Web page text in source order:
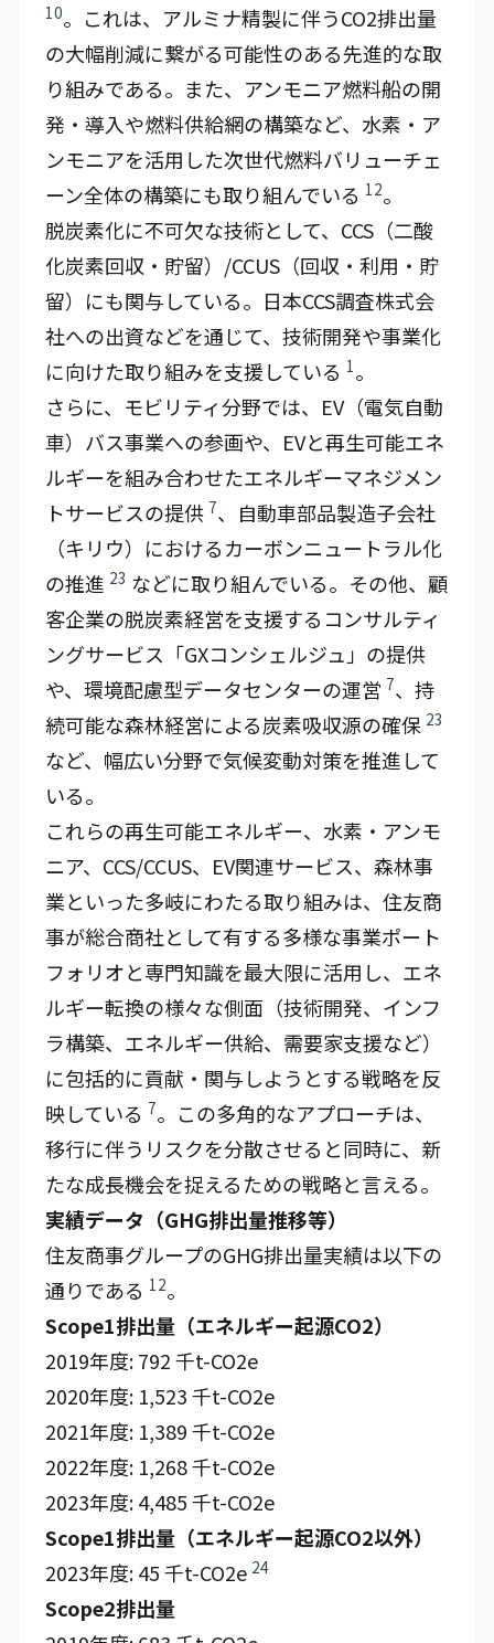
10。これは、アルミナ精製に伴うCO2排出量
の大幅削減に繋がる可能性のある先進的な取
り組みである。また、アンモニア燃料船の開
発・導入や燃料供給網の構築など、水素・ア
ンモニアを活用した次世代燃料バリューチェ
ーン全体の構築にも取り組んでいる 12。
脱炭素化に不可欠な技術として、CCS（二酸
化炭素回収・貯留）/CCUS（回収・利用・貯
留）にも関与している。日本CCS調査株式会
社への出資などを通じて、技術開発や事業化
に向けた取り組みを支援している 1。
さらに、モビリティ分野では、EV（電気自動
車）バス事業への参画や、EVと再生可能エネ
ルギーを組み合わせたエネルギーマネジメン
トサービスの提供 7、自動車部品製造子会社
（キリウ）におけるカーボンニュートラル化
の推進 23 などに取り組んでいる。その他、顧
客企業の脱炭素経営を支援するコンサルティ
ングサービス「GXコンシェルジュ」の提供
や、環境配慮型データセンターの運営 7、持
続可能な森林経営による炭素吸収源の確保 23
など、幅広い分野で気候変動対策を推進して
いる。
これらの再生可能エネルギー、水素・アンモ
ニア、CCS/CCUS、EV関連サービス、森林事
業といった多岐にわたる取り組みは、住友商
事が総合商社として有する多様な事業ポート
フォリオと専門知識を最大限に活用し、エネ
ルギー転換の様々な側面（技術開発、インフ
ラ構築、エネルギー供給、需要家支援など）
に包括的に貢献・関与しようとする戦略を反
映している 7。この多角的なアプローチは、
移行に伴うリスクを分散させると同時に、新
たな成長機会を捉えるための戦略と言える。
実績データ（GHG排出量推移等）
住友商事グループのGHG排出量実績は以下の
通りである 12。
Scope1排出量（エネルギー起源CO2）
2019年度: 792 千t-CO2e
2020年度: 1,523 千t-CO2e
2021年度: 1,389 千t-CO2e
2022年度: 1,268 千t-CO2e
2023年度: 4,485 千t-CO2e
Scope1排出量（エネルギー起源CO2以外）
2023年度: 45 千t-CO2e 24
Scope2排出量